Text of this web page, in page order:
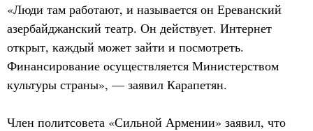
«Люди там работают, и называется он Ереванский
азербайджанский театр. Он действует. Интернет
открыт, каждый может зайти и посмотреть.
Финансирование осуществляется Министерством
культуры страны», — заявил Карапетян.
Член политсовета «Сильной Армении» заявил, что